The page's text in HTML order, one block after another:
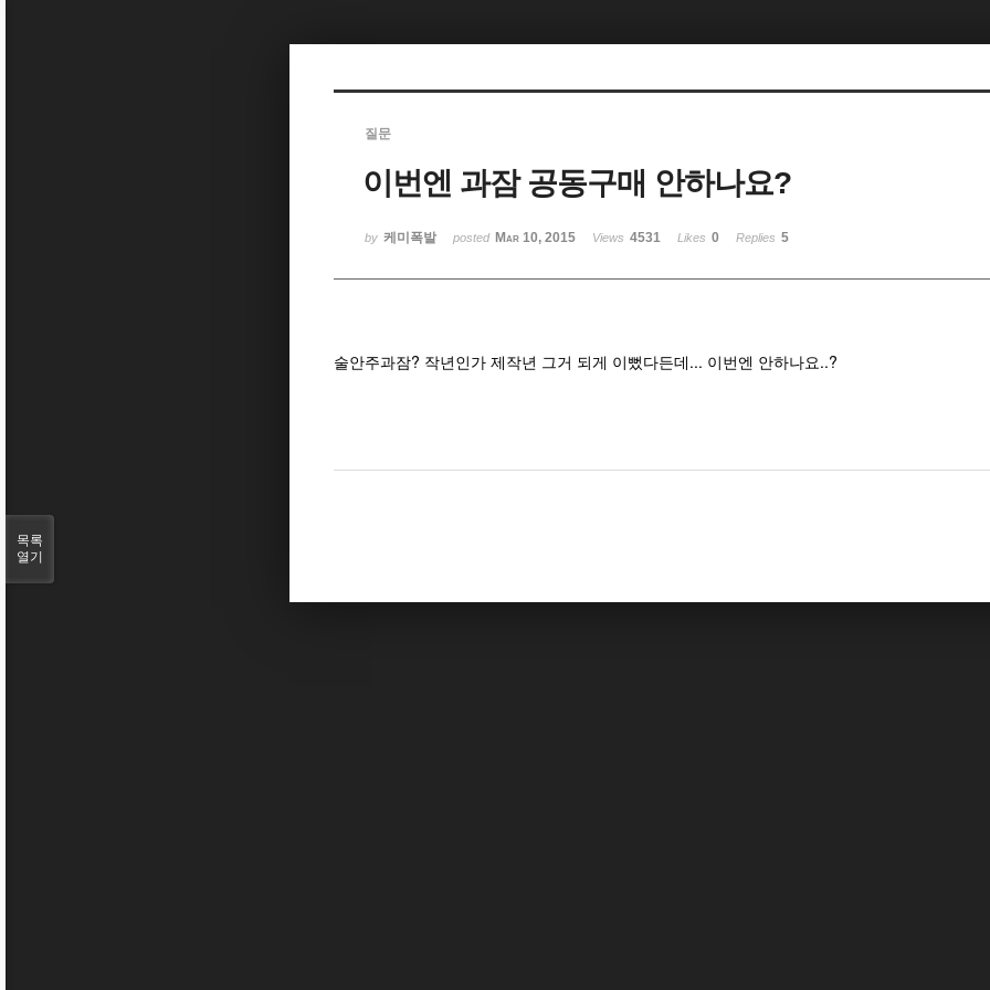
질문
이번엔 과잠 공동구매 안하나요?
by 케미폭발 posted Mar 10, 2015 Views 4531 Likes 0 Replies 5
술안주과잠? 작년인가 제작년 그거 되게 이뻤다든데... 이번엔 안하나요..?
목록
열기
Sketchbook5, 스케치북5
Sketchbook5, 스케치북5